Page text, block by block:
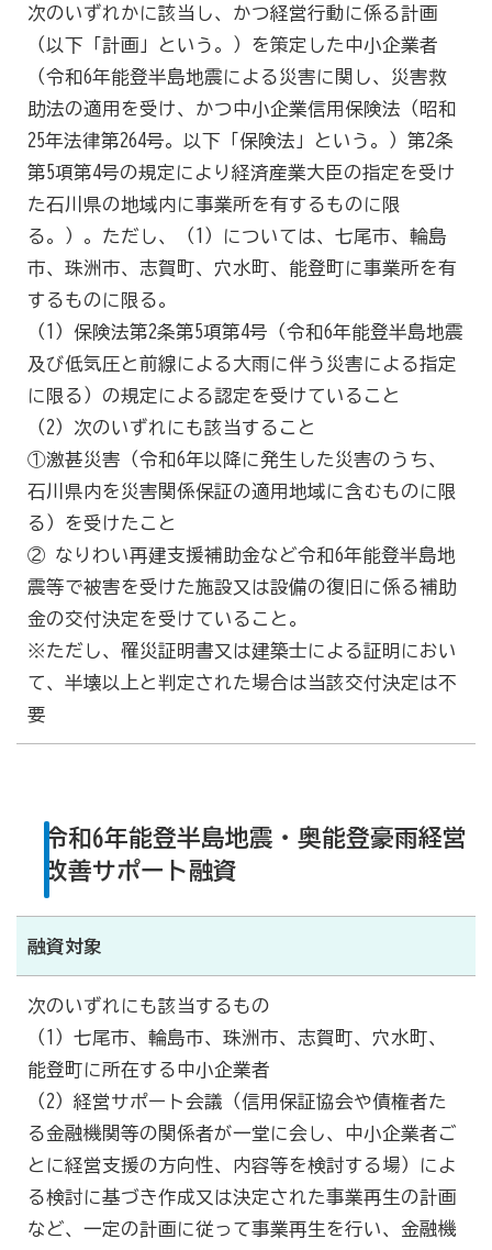
次のいずれかに該当し、かつ経営行動に係る計画
（以下「計画」という。）を策定した中小企業者
（令和6年能登半島地震による災害に関し、災害救
助法の適用を受け、かつ中小企業信用保険法（昭和
25年法律第264号。以下「保険法」という。）第2条
第5項第4号の規定により経済産業大臣の指定を受け
た石川県の地域内に事業所を有するものに限
る。）。ただし、（1）については、七尾市、輪島
市、珠洲市、志賀町、穴水町、能登町に事業所を有
するものに限る。
（1）保険法第2条第5項第4号（令和6年能登半島地震
及び低気圧と前線による大雨に伴う災害による指定
に限る）の規定による認定を受けていること
（2）次のいずれにも該当すること
①激甚災害（令和6年以降に発生した災害のうち、
石川県内を災害関係保証の適用地域に含むものに限
る）を受けたこと
② なりわい再建支援補助金など令和6年能登半島地
震等で被害を受けた施設又は設備の復旧に係る補助
金の交付決定を受けていること。
※ただし、罹災証明書又は建築士による証明におい
て、半壊以上と判定された場合は当該交付決定は不
要
令和6年能登半島地震・奥能登豪雨経営
改善サポート融資
融資対象
次のいずれにも該当するもの
（1）七尾市、輪島市、珠洲市、志賀町、穴水町、
能登町に所在する中小企業者
（2）経営サポート会議（信用保証協会や債権者た
る金融機関等の関係者が一堂に会し、中小企業者ご
とに経営支援の方向性、内容等を検討する場）によ
る検討に基づき作成又は決定された事業再生の計画
など、一定の計画に従って事業再生を行い、金融機